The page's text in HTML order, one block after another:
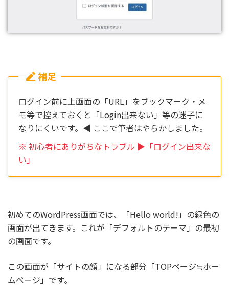
補足
ログイン前に上画面の「URL」をブックマーク・メ
モ等で控えておくと「Login出来ない」等の迷子に
なりにくいです。◀︎ ここで筆者はやらかしました。
※ 初心者にありがちなトラブル ▶︎「ログイン出来な
い」
初めてのWordPress画面では、「Hello world!」の緑色の
画面が出てきます。これが「デフォルトのテーマ」の最初
の画面です。
この画面が「サイトの顔」になる部分「TOPページ≒ホー
ムページ」です。